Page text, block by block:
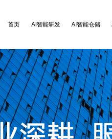
首页 AI智能研发 AI智能仓储